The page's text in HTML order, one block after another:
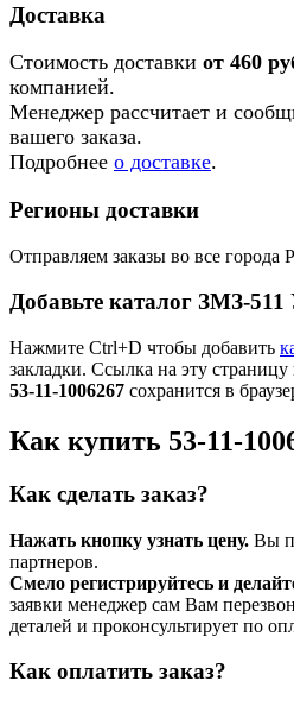
Доставка
Стоимость доставки от 460
компанией.
Менеджер рассчитает и
вашего заказа.
Подробнее о доставке.
Регионы доставки
Отправляем заказы во все
Добавьте каталог ЗМЗ-
Нажмите Ctrl+D чтобы добавить
закладки. Ссылка на эту страницу
53-11-1006267 сохранится в
Как купить 53-11-
Как сделать заказ?
Нажать кнопку узнать цену. Вы
партнеров.
Смело регистрируйтесь и
заявки менеджер сам Вам
деталей и проконсультирует по
Как оплатить заказ?